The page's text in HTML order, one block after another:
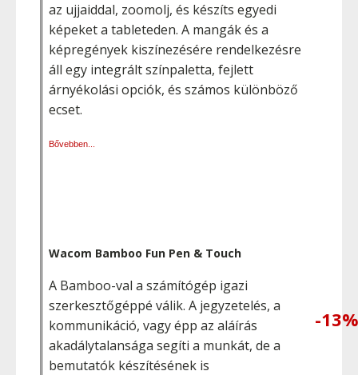
az ujjaiddal, zoomolj, és készíts egyedi
képeket a tableteden. A mangák és a
képregények kiszínezésére rendelkezésre
áll egy integrált színpaletta, fejlett
árnyékolási opciók, és számos különböző
ecset.
Bővebben...
Wacom Bamboo Fun Pen & Touch
A Bamboo-val a számítógép igazi
szerkesztőgéppé válik. A jegyzetelés, a
kommunikáció, vagy épp az aláírás
akadálytalansága segíti a munkát, de a
bemutatók készítésének is
-13%